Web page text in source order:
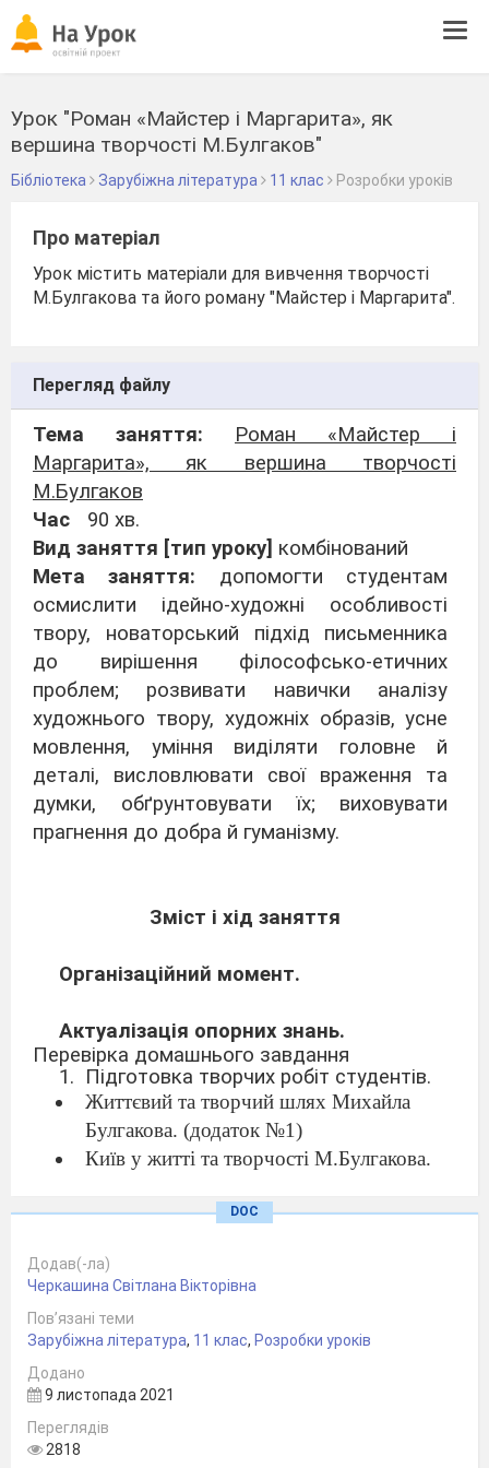
Урок "Роман «Майстер і Маргарита», як
вершина творчості М.Булгаков"
Бібліотека Зарубіжна література 11 клас Розробки уроків
Про матеріал
Урок містить матеріали для вивчення творчості
М.Булгакова та його роману "Майстер і Маргарита".
Перегляд файлу
Тема заняття: Роман «Майстер і
Маргарита», як вершина творчості
М.Булгаков
Час
90 хв.
Вид заняття [тип уроку] комбінований
Мета заняття: допомогти студентам
осмислити ідейно-художні особливості
твору, новаторський підхід письменника
до вирішення філософсько-етичних
проблем; розвивати навички аналізу
художнього твору, художніх образів, усне
мовлення, уміння виділяти головне й
деталі, висловлювати свої враження та
думки, обґрунтовувати їх; виховувати
прагнення до добра й гуманізму.
Зміст і хід заняття
Організаційний момент.
Актуалізація опорних знань.
Перевірка домашнього завдання
1. Підготовка творчих робіт студентів.
Життєвий та творчий шлях Михайла
Булгакова. (додаток №1)
Київ у житті та творчості М.Булгакова.
Історія створення та джерела роману
(додаток №3)
Створення психологічного портрету
письменника.
Завдання № 1
кольорових фломастерів ви маєте
DOC
Додав(-ла)
Черкашина Світлана Вікторівна
Пов’язані теми
Зарубіжна література, 11 клас, Розробки уроків
Додано
9 листопада 2021
Переглядів
2818